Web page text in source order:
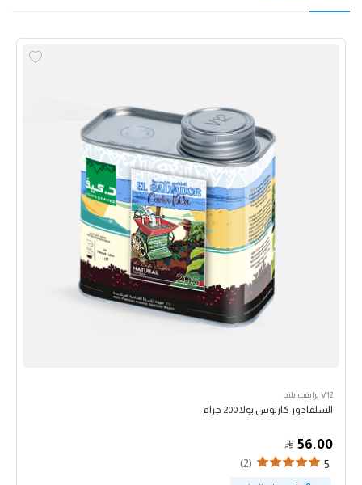
V12 برايفت بلند
السلفادور كارلوس بولا 200 جرام
56.00
5
(2)